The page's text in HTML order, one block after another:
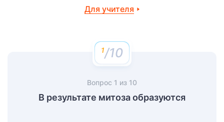
Для учителя
/10
Вопрос 1 из 10
В результате митоза образуются